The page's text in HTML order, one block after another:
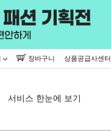
장바구니 상품공급사센터
서비스 한눈에 보기